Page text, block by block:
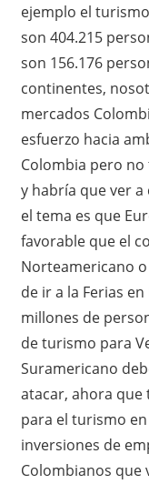
ejemplo el
son 404.215
son 156.176
continentes,
mercados
esfuerzo hacia
Colombia pero no
y habría que ver
el tema es que
favorable que el
Norteamericano
de ir a la Ferias
millones de
de turismo para
Suramericano
atacar, ahora que
para el turismo
inversiones de
Colombianos que